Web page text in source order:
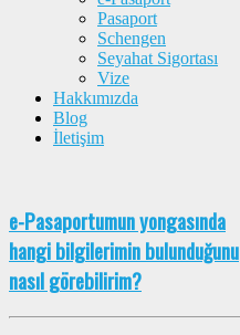
Pasaport
Schengen
Seyahat Sigortası
Vize
Hakkımızda
Blog
İletişim
e-Pasaportumun yongasında
hangi bilgilerimin bulunduğunu
nasıl görebilirim?